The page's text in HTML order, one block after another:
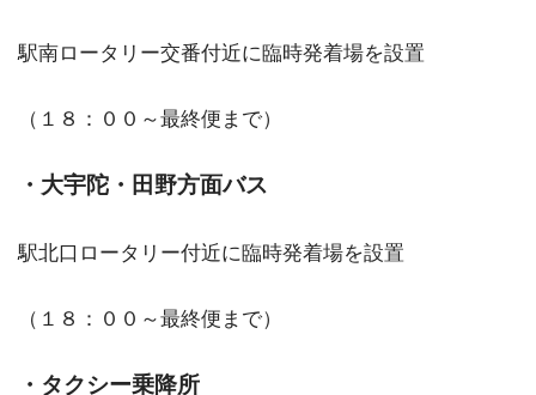
駅南ロータリー交番付近に臨時発着場を設置
（１８：００～最終便まで）
・大宇陀・田野方面バス
駅北口ロータリー付近に臨時発着場を設置
（１８：００～最終便まで）
・タクシー乗降所